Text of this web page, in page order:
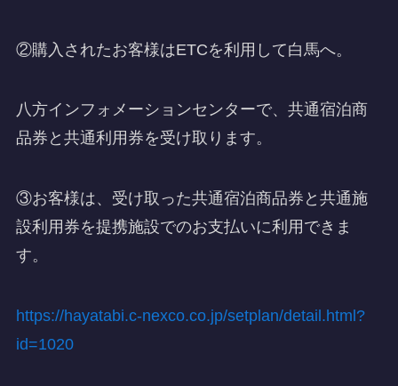
②購入されたお客様はETCを利用して白馬へ。
八方インフォメーションセンターで、共通宿泊商
品券と共通利用券を受け取ります。
③お客様は、受け取った共通宿泊商品券と共通施
設利用券を提携施設でのお支払いに利用できま
す。
https://hayatabi.c-nexco.co.jp/setplan/detail.html?
id=1020